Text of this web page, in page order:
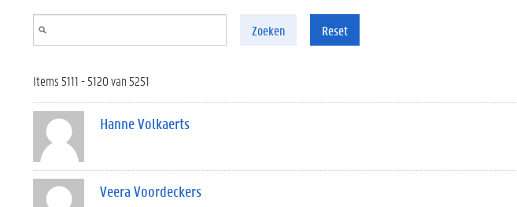
Zoeken Reset
Items 5111 - 5120 van 5251
Hanne Volkaerts
Veera Voordeckers